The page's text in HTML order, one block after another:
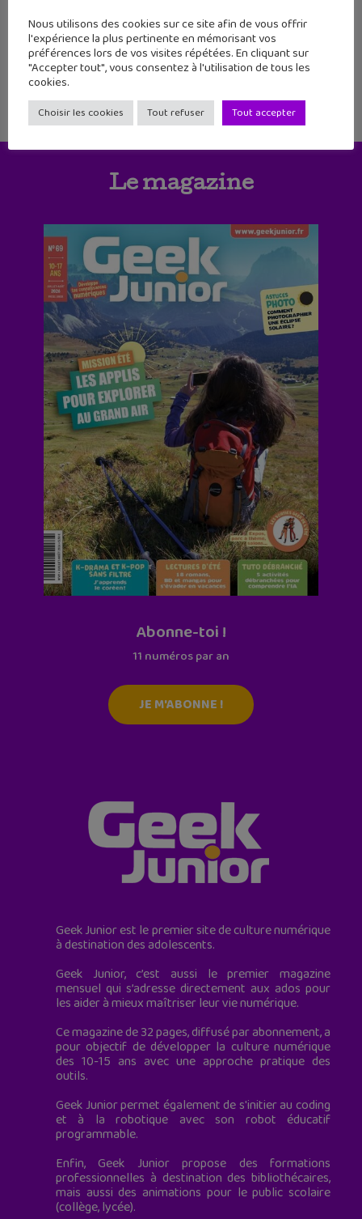
Le magazine
Abonne-toi !
11 numéros par an
JE M'ABONNE !
Geek Junior est le premier site de culture numérique
à destination des adolescents.
Geek Junior, c’est aussi le premier magazine
mensuel qui s’adresse directement aux ados pour
les aider à mieux maîtriser leur vie numérique.
Ce magazine de 32 pages, diffusé par abonnement, a
pour objectif de développer la culture numérique
des 10-15 ans avec une approche pratique des
outils.
Geek Junior permet également de s'initier au coding
et à la robotique avec son robot éducatif
programmable.
Enfin, Geek Junior propose des formations
professionnelles à destination des bibliothécaires,
mais aussi des animations pour le public scolaire
(collège, lycée).
Nous utilisons des cookies sur ce site afin de vous offrir
l'expérience la plus pertinente en mémorisant vos
préférences lors de vos visites répétées. En cliquant sur
"Accepter tout", vous consentez à l'utilisation de tous les
cookies.
Choisir les cookies Tout refuser Tout accepter